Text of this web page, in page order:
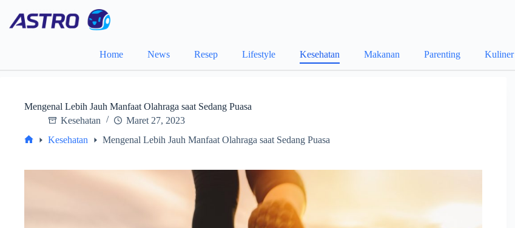
content
Home News Resep Lifestyle Kesehatan Makanan Parenting Kuliner
Mengenal Lebih Jauh Manfaat Olahraga saat Sedang Puasa
Kesehatan
Maret 27, 2023
Kesehatan Mengenal Lebih Jauh Manfaat Olahraga saat Sedang Puasa